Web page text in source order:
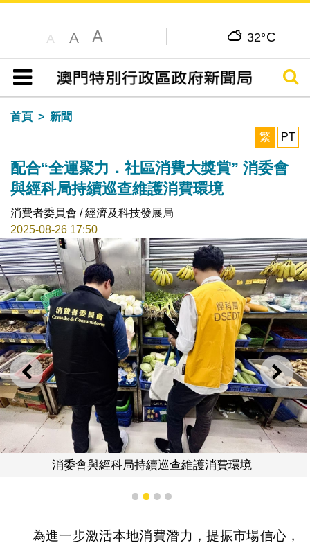
A A A 32°C
目錄
搜尋
首頁
新聞
繁
PT
配合“全運聚力．社區消費大獎賞” 消委會
與經科局持續巡查維護消費環境
消費者委員會 / 經濟及科技發展局
2025-08-26 17:50
上一則 下一
消委會與經科局持續巡查維護消費環境
1 2 3 4
為進一步激活本地消費潛力，提振市場信心，